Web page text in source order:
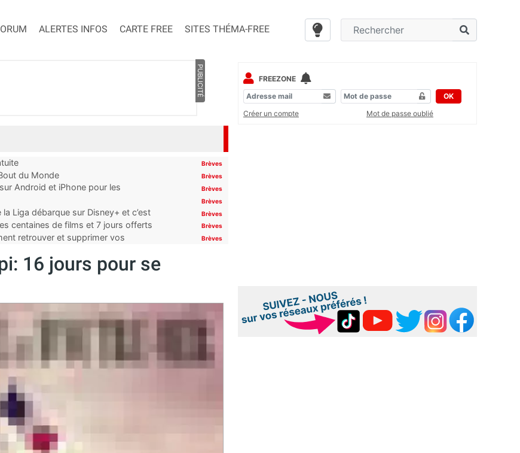
ALERTES INFOS CARTE FREE SITES THÉMA-FREE
PUBLICITÉ
Brèves
du Monde Brèves
Android et iPhone pour les
Brèves
Brèves
Liga débarque sur Disney+ et c’est
Brèves
centaines de films et 7 jours offerts Brèves
retrouver et supprimer vos
Brèves
16 jours pour se
FREEZONE
OK
Créer un compte
Mot de passe oublié